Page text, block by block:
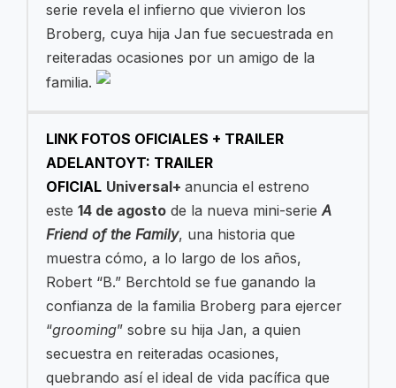
serie revela el infierno que vivieron los
Broberg, cuya hija Jan fue secuestrada en
reiteradas ocasiones por un amigo de la
familia.
LINK FOTOS OFICIALES + TRAILER
ADELANTOYT: TRAILER
OFICIAL Universal+ anuncia el estreno
este 14 de agosto de la nueva mini-serieA
Friend of the Family, una historia que
muestra cómo, a lo largo de los años,
Robert “B.” Berchtold se fue ganando la
confianza de la familia Broberg para ejercer
“grooming” sobre su hija Jan, a quien
secuestra en reiteradas ocasiones,
quebrando así el ideal de vida pacífica que